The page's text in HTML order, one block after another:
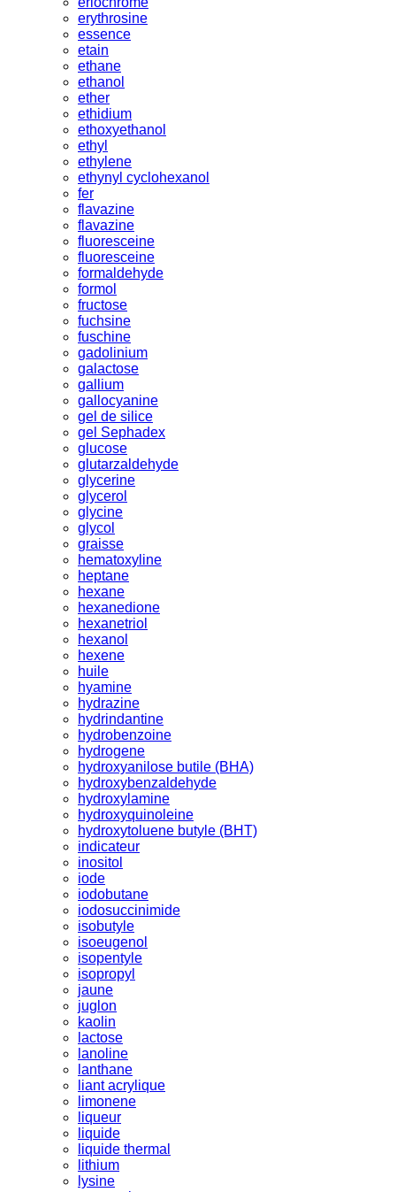
erythrosine
essence
etain
ethane
ethanol
ether
ethidium
ethoxyethanol
ethyl
ethylene
ethynyl cyclohexanol
fer
flavazine
flavazine
fluoresceine
fluoresceine
formaldehyde
formol
fructose
fuchsine
fuschine
gadolinium
galactose
gallium
gallocyanine
gel de silice
gel Sephadex
glucose
glutarzaldehyde
glycerine
glycerol
glycine
glycol
graisse
hematoxyline
heptane
hexane
hexanedione
hexanetriol
hexanol
hexene
huile
hyamine
hydrazine
hydrindantine
hydrobenzoine
hydrogene
hydroxyanilose butile (BHA)
hydroxybenzaldehyde
hydroxylamine
hydroxyquinoleine
hydroxytoluene butyle (BHT)
indicateur
inositol
iode
iodobutane
iodosuccinimide
isobutyle
isoeugenol
isopentyle
isopropyl
jaune
juglon
kaolin
lactose
lanoline
lanthane
liant acrylique
limonene
liqueur
liquide
liquide thermal
lithium
lysine